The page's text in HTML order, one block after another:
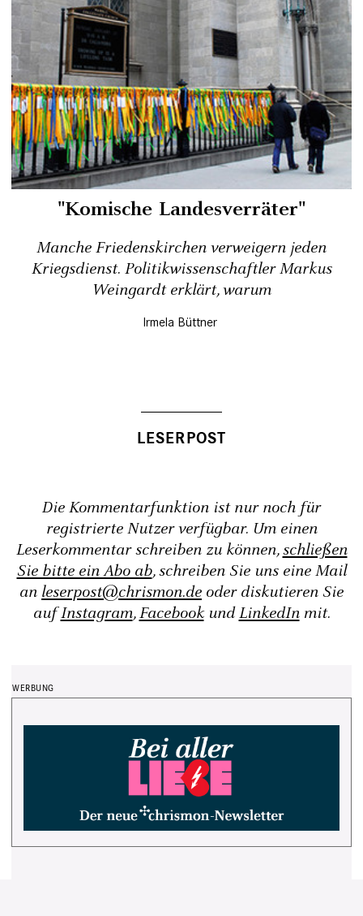
"Komische Landesverräter"
Manche Friedenskirchen verweigern jeden
Kriegsdienst. Politikwissenschaftler Markus
Weingardt erklärt, warum
Irmela Büttner
Die Kommentarfunktion ist nur noch für
registrierte Nutzer verfügbar. Um einen
Leserkommentar schreiben zu können,schließen
Sie bitte ein Abo ab, schreiben Sie uns eine Mail
an leserpost@chrismon.de oder diskutieren Sie
aufInstagram,FacebookundLinkedInmit.